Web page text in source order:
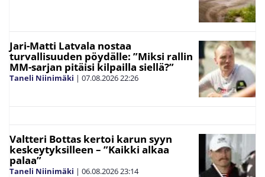
Jari-Matti Latvala nostaa
turvallisuuden pöydälle: ”Miksi rallin
MM-sarjan pitäisi kilpailla siellä?”
Taneli Niinimäki | 07.08.202622:26
Valtteri Bottas kertoi karun syyn
keskeytyksilleen – ”Kaikki alkaa
palaa”
Taneli Niinimäki | 06.08.202623:14